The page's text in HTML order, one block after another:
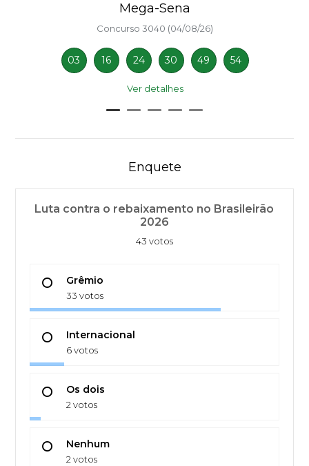
Mega-Sena
Concurso 3040 (04/08/26)
03 16 24 30 49 54
Ver detalhes
Enquete
Luta contra o rebaixamento no Brasileirão
2026
43 votos
Grêmio
33 votos
Internacional
6 votos
Os dois
2 votos
Nenhum
2 votos